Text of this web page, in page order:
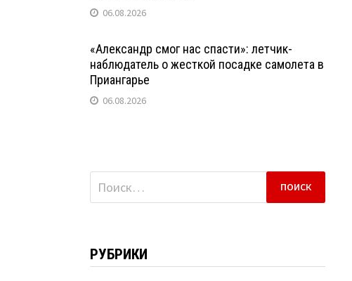
06.08.2026
«Александр смог нас спасти»: летчик-
наблюдатель о жесткой посадке самолета в
Приангарье
06.08.2026
Найти:
РУБРИКИ